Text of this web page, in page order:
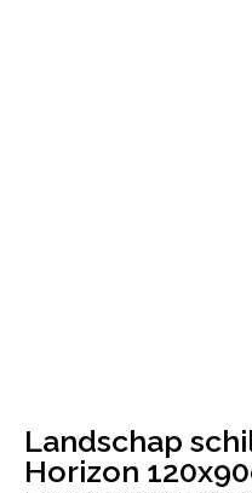
Landschap
Horizon